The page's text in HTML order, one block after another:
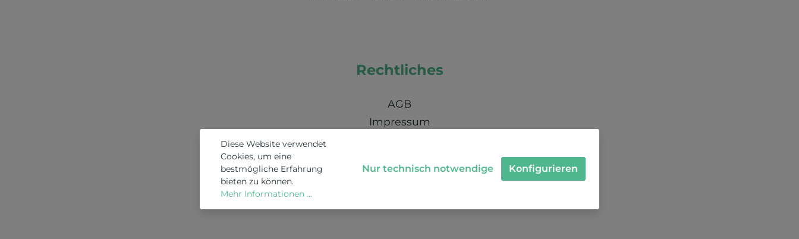
Rechtliches
AGB
Impressum
Nachhaltigkeit / Umweltschutz / KI
Diese Website verwendet
Cookies, um eine
bestmögliche Erfahrung
bieten zu können.
Mehr Informationen ...
Nur technisch notwendige Konfigurieren